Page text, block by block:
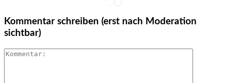
Kommentar schreiben (erst nach Moderation
sichtbar)